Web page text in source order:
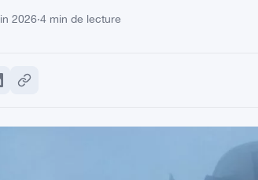
2026·4 min de lecture